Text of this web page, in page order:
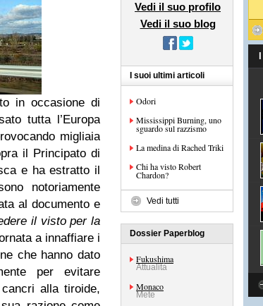
in occasione di
tutta l’Europa
migliaia
il Principato di
e ha estratto il
notoriamente
al documento e
il visto per la
a innaffiare i
che hanno dato
per evitare
alla tiroide,
Vedi il suo profilo
Vedi il suo blog
I suoi ultimi articoli
Odori
Mississippi Burning, uno
sguardo sul razzismo
La medina di Rached Triki
Chi ha visto Robert
Chardon?
Vedi tutti
Dossier Paperblog
Fukushima
Attualità
Monaco
Mete